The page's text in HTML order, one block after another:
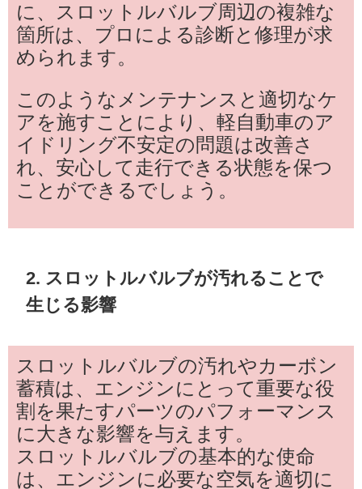
に、スロットルバルブ周辺の複雑な
箇所は、プロによる診断と修理が求
められます。
このようなメンテナンスと適切なケ
アを施すことにより、軽自動車のア
イドリング不安定の問題は改善さ
れ、安心して走行できる状態を保つ
ことができるでしょう。
2. スロットルバルブが汚れることで
生じる影響
スロットルバルブの汚れやカーボン
蓄積は、エンジンにとって重要な役
割を果たすパーツのパフォーマンス
に大きな影響を与えます。
スロットルバルブの基本的な使命
は、エンジンに必要な空気を適切に